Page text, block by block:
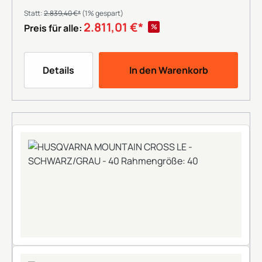
Statt:2.839,40 €*(1% gespart)
Preis für alle: 2.811,01 €* %
Details In den Warenkorb